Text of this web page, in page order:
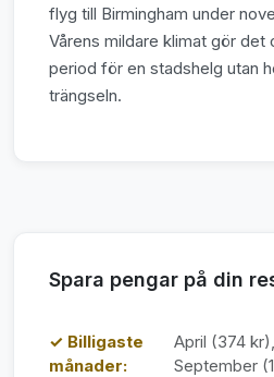
flyg till Birmingham under
Vårens mildare klimat gör det
period för en stadshelg utan
trängseln.
Spara pengar på din
✓ Billigaste
månader:
April (374
September